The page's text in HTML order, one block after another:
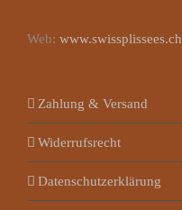
Web: www.swissplissees.ch
Zahlung & Versand
Widerrufsrecht
Datenschutzerklärung